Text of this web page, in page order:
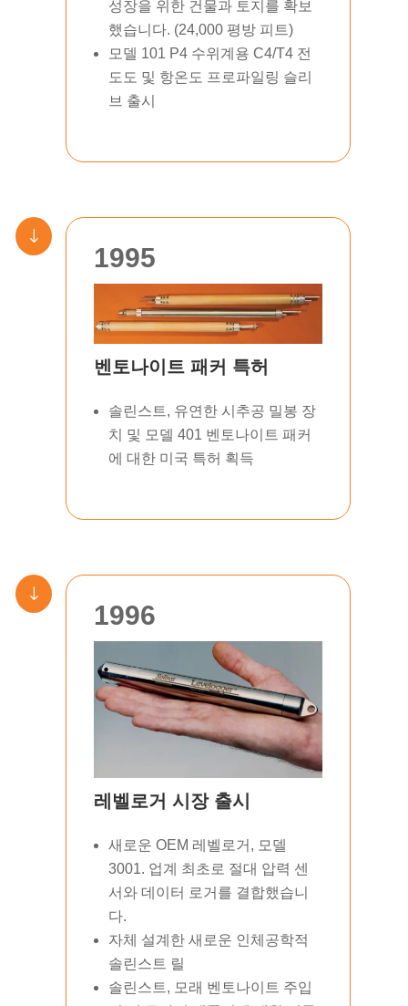
성장을 위한 건물과 토지를 확보
했습니다. (24,000 평방 피트)
모델 101 P4 수위계용 C4/T4 전
도도 및 항온도 프로파일링 슬리
브 출시
1995
벤토나이트 패커 특허
솔린스트, 유연한 시추공 밀봉 장
치 및 모델 401 벤토나이트 패커
에 대한 미국 특허 획득
"
1996
레벨로거 시장 출시
새로운 OEM 레벨로거, 모델
3001. 업계 최초로 절대 압력 센
서와 데이터 로거를 결합했습니
다.
자체 설계한 새로운 인체공학적
솔린스트 릴
솔린스트, 모래 벤토나이트 주입
"